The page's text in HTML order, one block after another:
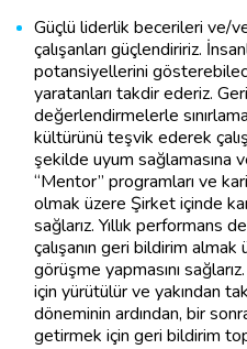
Güçlü liderlik becerileri ve/
çalışanları güçlendiririz.
potansiyellerini
yaratanları takdir ederiz.
değerlendirmelerle
kültürünü teşvik ederek
şekilde uyum sağlamasına
“Mentor” programları ve
olmak üzere Şirket içinde
sağlarız. Yıllık performans
çalışanın geri bildirim
görüşme yapmasını
için yürütülür ve yakından
döneminin ardından, bir
getirmek için geri bildirim